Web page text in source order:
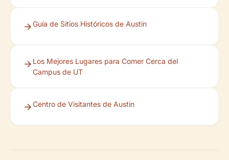
Guía de Sitios Históricos de Austin
Los Mejores Lugares para Comer Cerca del
Campus de UT
Centro de Visitantes de Austin